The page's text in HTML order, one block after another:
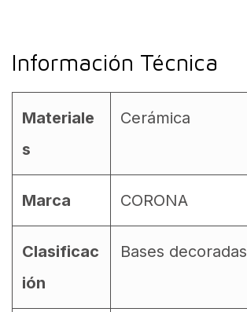
Información Técnica
Materiale
s
Cerámica
Marca CORONA
Clasificac
ión
Bases decoradas